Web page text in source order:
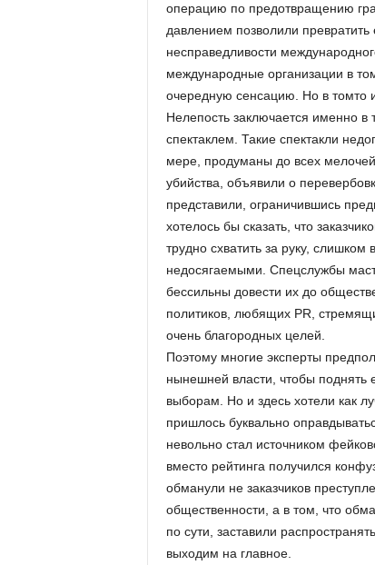
операцию по предотвращению
давлением позволили
несправедливости
международные организации в
очередную сенсацию. Но в том­то
Нелепость заключается именно в
спектаклем. Такие спектакли
мере, продуманы до всех мелочей
убийства, объявили о
представили, ограничившись
хотелось бы сказать, что
трудно схватить за руку,
недосягаемыми. Спецслужбы
бессильны довести их до
политиков, любящих PR,
очень благородных целей.
Поэтому многие эксперты
нынешней власти, чтобы поднять
выборам. Но и здесь хотели как
пришлось буквально
невольно стал источником
вместо рейтинга получился
обманули не заказчиков
общественности, а в том, что
по сути, заставили
выходим на главное.